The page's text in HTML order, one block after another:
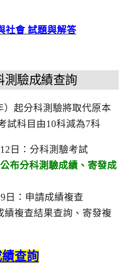
社會 試題與解答
測驗成績查詢
）起分科測驗將取代原本
試科目由10科減為7科
日：分科測驗考試
布分科測驗成績、寄發成
日：申請成績複查
績複查結果查詢、寄發複
查詢